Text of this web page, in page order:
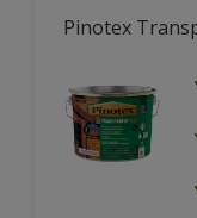
Pinotex